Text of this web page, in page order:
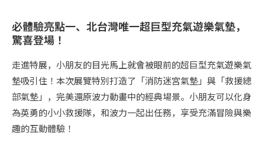
必體驗亮點一、北台灣唯一超巨型充氣遊樂氣墊，
驚喜登場！
走進特展，小朋友的目光馬上就會被眼前的超巨型充氣遊樂氣
墊吸引住！本次展覽特別打造了「消防迷宮氣墊」與「救援總
部氣墊」，完美還原波力動畫中的經典場景。小朋友可以化身
為英勇的小小救援隊，和波力一起出任務，享受充滿冒險與樂
趣的互動體驗！